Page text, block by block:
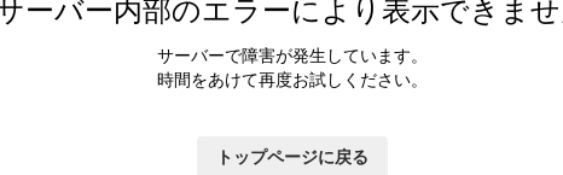
ーバー内部のエラーにより表示できま
サーバーで障害が発生しています。
時間をあけて再度お試しください。
トップページに戻る